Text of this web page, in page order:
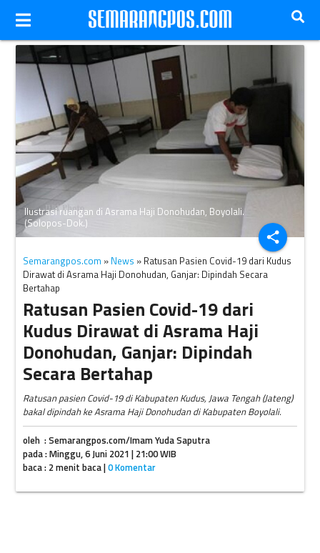
share
Ilustrasi ruangan di Asrama Haji Donohudan, Boyolali.
(Solopos-Dok.)
Semarangpos.com » News » Ratusan Pasien Covid-19 dari Kudus
Dirawat di Asrama Haji Donohudan, Ganjar: Dipindah Secara
Bertahap
Ratusan Pasien Covid-19 dari
Kudus Dirawat di Asrama Haji
Donohudan, Ganjar: Dipindah
Secara Bertahap
Ratusan pasien Covid-19 di Kabupaten Kudus, Jawa Tengah (Jateng)
bakal dipindah ke Asrama Haji Donohudan di Kabupaten Boyolali.
oleh : Semarangpos.com/Imam Yuda Saputra
pada : Minggu, 6 Juni 2021 | 21:00 WIB
baca : 2 menit baca |0 Komentar